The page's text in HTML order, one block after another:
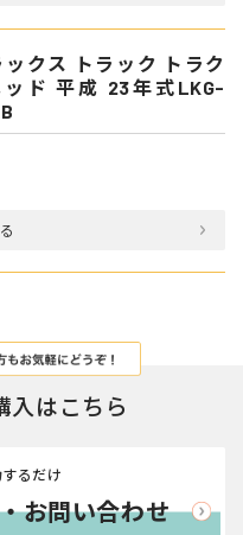
ックス トラック トラク
ド 平成 23年式LKG-
入はこちら
お問い合わせ
るだけ